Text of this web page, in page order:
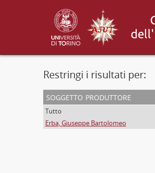
Restringi i risultati per:
soggetto produttore
Tutto
Erba, Giuseppe Bartolomeo